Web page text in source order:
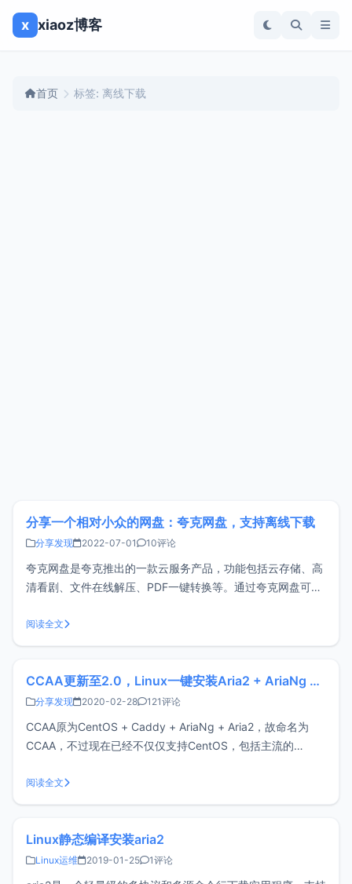
x xiaoz博客
首页 标签: 离线下载
分享一个相对小众的网盘：夸克网盘，支持离线下载
分享发现 2022-07-01 10评论
夸克网盘是夸克推出的一款云服务产品，功能包括云存储、高
清看剧、文件在线解压、PDF一键转换等。通过夸克网盘可随
Android、iOS、PC、iPad。聊一聊夸克的背景，夸克是UC旗
下，而UC是阿里巴巴旗下，所以夸克约等于阿里旗下产品。
阅读全文
CCAA更新至2.0，Linux一键安装Aria2 + AriaNg + Filebrowser实现离线下载、在线播放
分享发现 2020-02-28 121评论
CCAA原为CentOS + Caddy + AriaNg + Aria2，故命名为
CCAA，不过现在已经不仅仅支持CentOS，包括主流的
已移除Caddy，改用Golang写了一个简单的WebServer来运
行AriaN
阅读全文
Linux静态编译安装aria2
Linux运维 2019-01-25 1评论